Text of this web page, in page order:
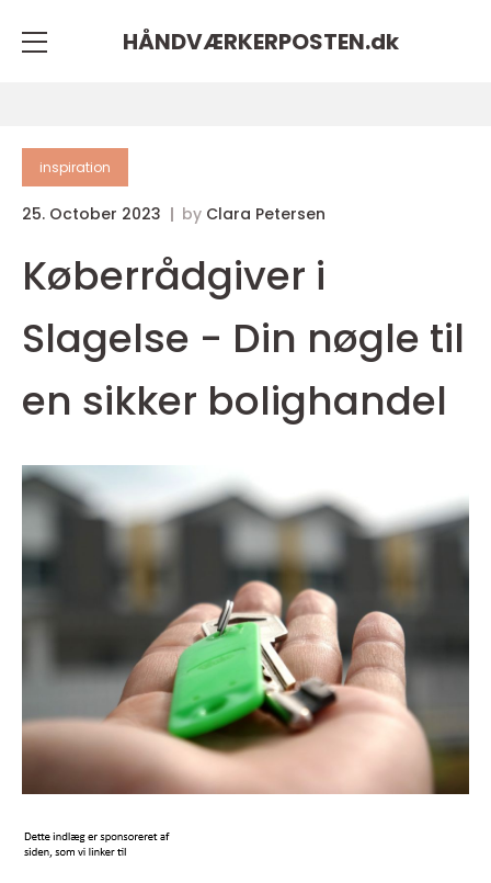
HÅNDVÆRKERPOSTEN.dk
inspiration
25. October 2023 by Clara Petersen
Køberrådgiver i
Slagelse - Din nøgle til
en sikker bolighandel